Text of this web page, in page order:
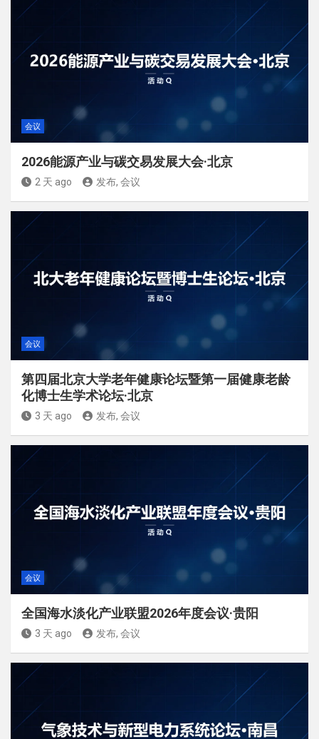
会议
2026能源产业与碳交易发展大会·北京
2 天 ago 发布, 会议
会议
第四届北京大学老年健康论坛暨第一届健康老龄
化博士生学术论坛·北京
3 天 ago 发布, 会议
会议
全国海水淡化产业联盟2026年度会议·贵阳
3 天 ago 发布, 会议